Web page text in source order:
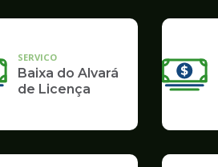
SERVICO
Baixa do Alvará
de Licença